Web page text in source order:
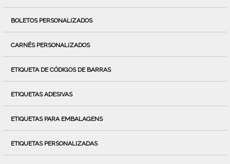
BOLETOS PERSONALIZADOS
CARNÊS PERSONALIZADOS
ETIQUETA DE CÓDIGOS DE BARRAS
ETIQUETAS ADESIVAS
ETIQUETAS PARA EMBALAGENS
ETIQUETAS PERSONALIZADAS